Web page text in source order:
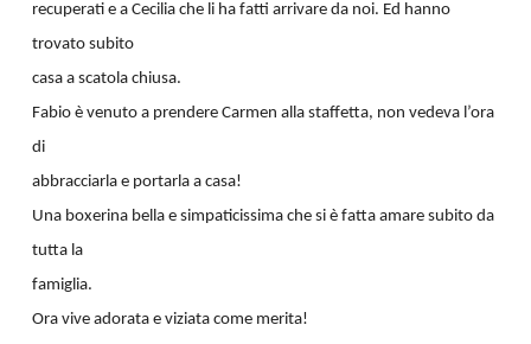
recuperati e a Cecilia che li ha fatti arrivare da noi. Ed hanno
trovato subito
casa a scatola chiusa.
Fabio è venuto a prendere Carmen alla staffetta, non vedeva l’ora
di
abbracciarla e portarla a casa!
Una boxerina bella e simpaticissima che si è fatta amare subito da
tutta la
famiglia.
Ora vive adorata e viziata come merita!